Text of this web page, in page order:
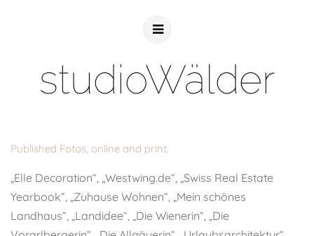
studioWälder
Published Fotos, online and print:
„Elle Decoration“, „Westwing.de“, „Swiss Real Estate
Yearbook“, „Zuhause Wohnen“, „Mein schönes
Landhaus“, „Landidee“, „Die Wienerin“, „Die